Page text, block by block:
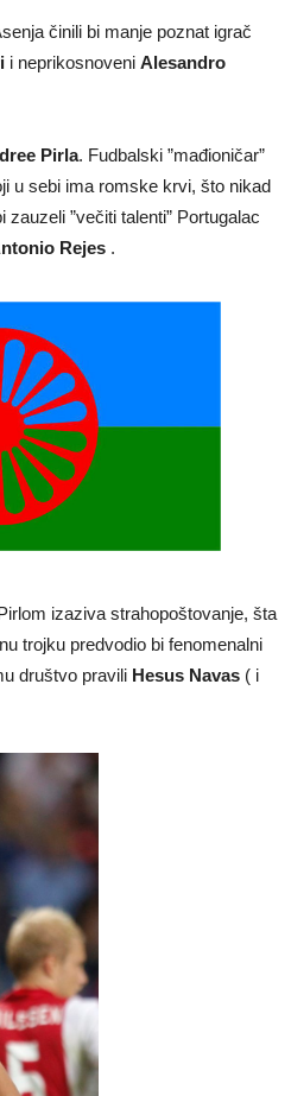
činili bi manje poznat igrač
i neprikosnoveni Alesandro
Pirla. Fudbalski ”mađioničar”
u sebi ima romske krvi, što nikad
”večiti talenti” Portugalac
Rejes .
izaziva strahopoštovanje, šta
trojku predvodio bi fenomenalni
društvo pravili Hesus Navas ( i